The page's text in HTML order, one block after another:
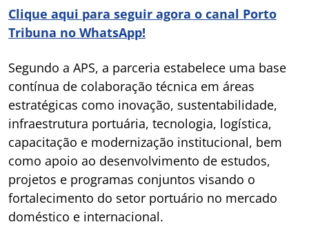
Clique aqui para seguir agora o canal Porto
Tribuna no WhatsApp!
Segundo a APS, a parceria estabelece uma base
contínua de colaboração técnica em áreas
estratégicas como inovação, sustentabilidade,
infraestrutura portuária, tecnologia, logística,
capacitação e modernização institucional, bem
como apoio ao desenvolvimento de estudos,
projetos e programas conjuntos visando o
fortalecimento do setor portuário no mercado
doméstico e internacional.